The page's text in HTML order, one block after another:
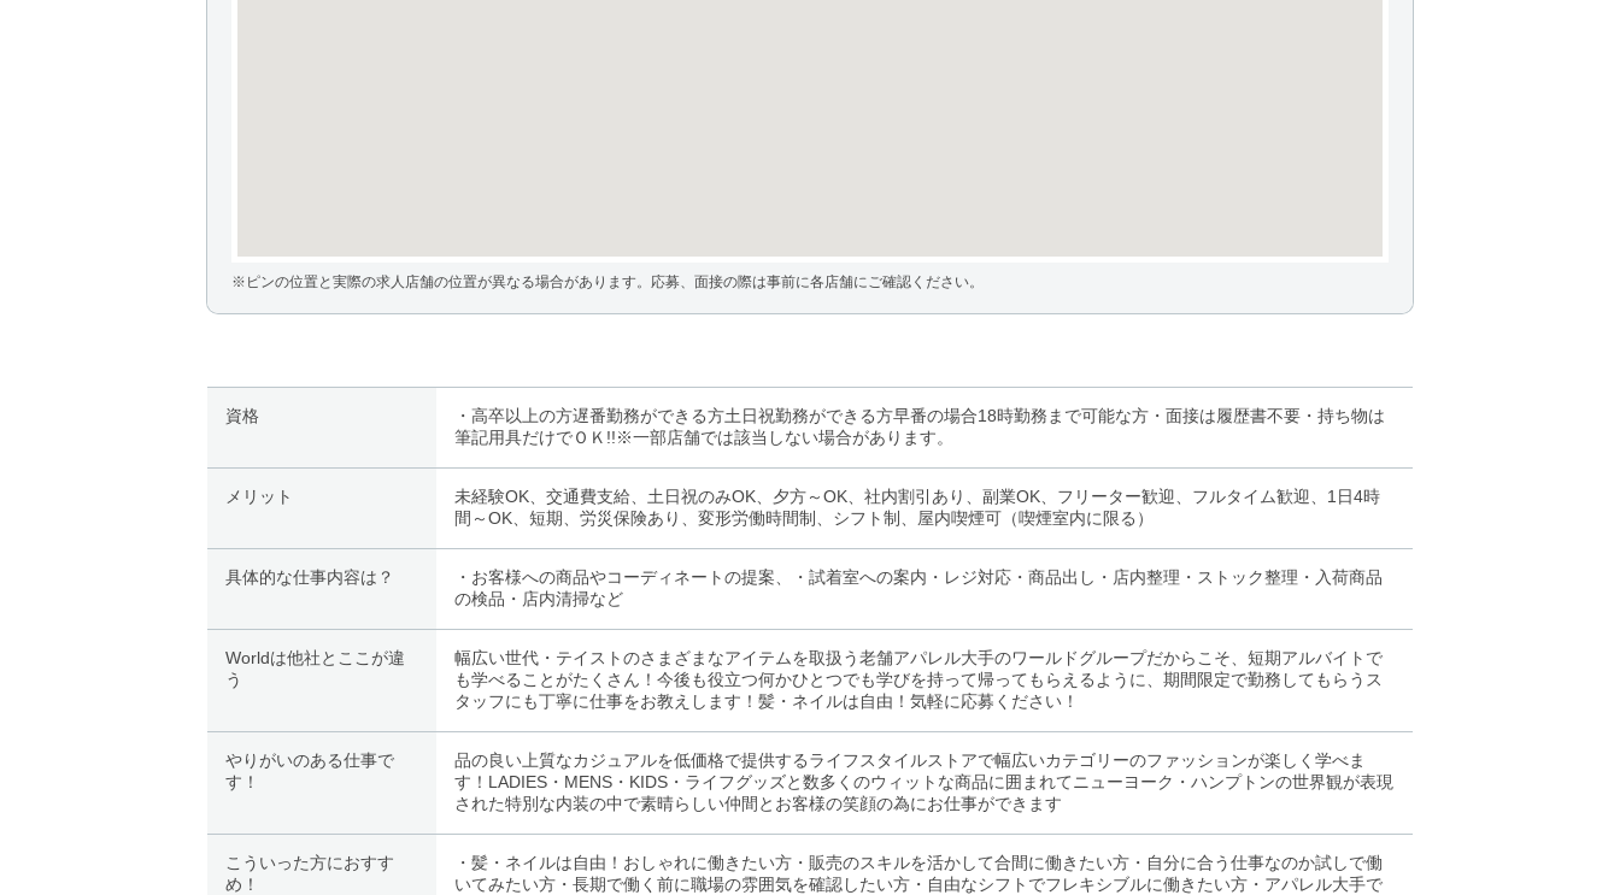
※ピンの位置と実際の求人店舗の位置が異なる場合があります。応募、面接の際は事前に各店舗にご確認ください。
資格
・高卒以上の方遅番勤務ができる方土日祝勤務ができる方早番の場合18時勤務まで可能な方・面接は履歴書不要・持ち物は
筆記用具だけでＯＫ!!※一部店舗では該当しない場合があります。
メリット
未経験OK、交通費支給、土日祝のみOK、夕方～OK、社内割引あり、副業OK、フリーター歓迎、フルタイム歓迎、1日4時
間～OK、短期、労災保険あり、変形労働時間制、シフト制、屋内喫煙可（喫煙室内に限る）
具体的な仕事内容は？
・お客様への商品やコーディネートの提案、・試着室への案内・レジ対応・商品出し・店内整理・ストック整理・入荷商品
の検品・店内清掃など
Worldは他社とここが違
う
幅広い世代・テイストのさまざまなアイテムを取扱う老舗アパレル大手のワールドグループだからこそ、短期アルバイトで
も学べることがたくさん！今後も役立つ何かひとつでも学びを持って帰ってもらえるように、期間限定で勤務してもらうス
タッフにも丁寧に仕事をお教えします！髪・ネイルは自由！気軽に応募ください！
やりがいのある仕事で
す！
品の良い上質なカジュアルを低価格で提供するライフスタイルストアで幅広いカテゴリーのファッションが楽しく学べま
す！LADIES・MENS・KIDS・ライフグッズと数多くのウィットな商品に囲まれてニューヨーク・ハンプトンの世界観が表現
された特別な内装の中で素晴らしい仲間とお客様の笑顔の為にお仕事ができます
こういった方におすす
め！
・髪・ネイルは自由！おしゃれに働きたい方・販売のスキルを活かして合間に働きたい方・自分に合う仕事なのか試しで働
いてみたい方・長期で働く前に職場の雰囲気を確認したい方・自由なシフトでフレキシブルに働きたい方・アパレル大手で